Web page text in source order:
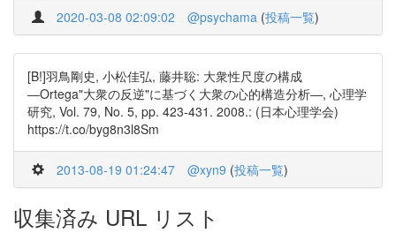
2020-03-08 02:09:02 @psychama (投稿一覧)
[B!]羽鳥剛史, 小松佳弘, 藤井聡: 大衆性尺度の構成
―Ortega"大衆の反逆"に基づく大衆の心的構造分析―, 心理学
研究, Vol. 79, No. 5, pp. 423-431. 2008.: (日本心理学会)
https://t.co/byg8n3l8Sm
2013-08-19 01:24:47 @xyn9 (投稿一覧)
収集済み URL リスト